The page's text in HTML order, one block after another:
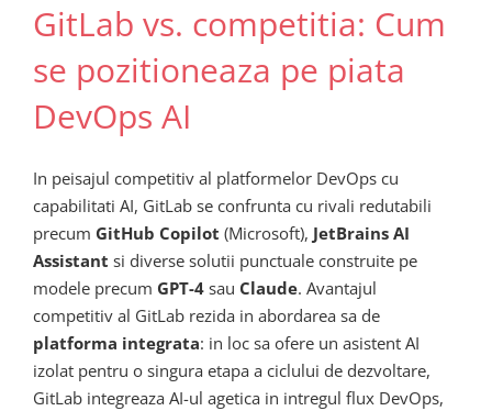
GitLab vs. competitia: Cum
se pozitioneaza pe piata
DevOps AI
In peisajul competitiv al platformelor DevOps cu
capabilitati AI, GitLab se confrunta cu rivali redutabili
precum GitHub Copilot (Microsoft), JetBrains AI
Assistant si diverse solutii punctuale construite pe
modele precum GPT-4 sau Claude. Avantajul
competitiv al GitLab rezida in abordarea sa de
platforma integrata: in loc sa ofere un asistent AI
izolat pentru o singura etapa a ciclului de dezvoltare,
GitLab integreaza AI-ul agetica in intregul flux DevOps,